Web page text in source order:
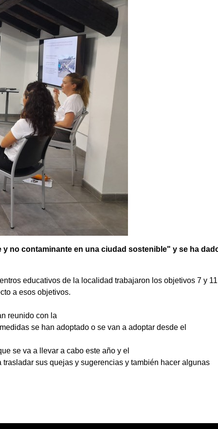
no contaminante en una ciudad sostenible" y se ha
educativos de la localidad trabajaron los objetivos 7 y 11
a esos objetivos.
reunido con la
se han adoptado o se van a adoptar desde el
se va a llevar a cabo este año y el
trasladar sus quejas y sugerencias y también hacer algunas